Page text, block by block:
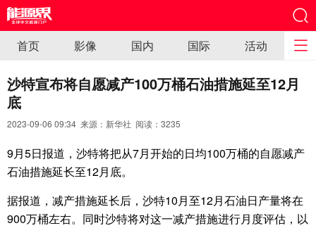
首页 影像 国内 国际 活动
沙特宣布将自愿减产100万桶石油措施延至12月
底
2023-09-06 09:34 来源：新华社 阅读： 3235
9月5日报道，沙特将把从7月开始的日均100万桶的自愿减产
石油措施延长至12月底。
据报道，减产措施延长后，沙特10月至12月石油日产量将在
900万桶左右。同时沙特将对这一减产措施进行月度评估，以